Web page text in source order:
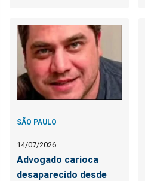
SÃO PAULO
14/07/2026
Advogado carioca
desaparecido desde